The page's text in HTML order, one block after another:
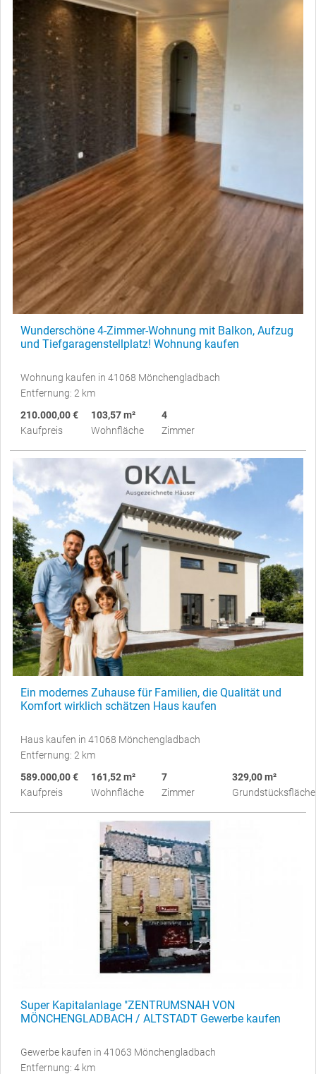
Wunderschöne 4-Zimmer-Wohnung mit Balkon, Aufzug
und Tiefgaragenstellplatz! Wohnung kaufen
Wohnung kaufen in 41068 Mönchengladbach
Entfernung: 2 km
210.000,00 €
Kaufpreis
103,57 m²
Wohnfläche
4
Zimmer
Ein modernes Zuhause für Familien, die Qualität und
Komfort wirklich schätzen Haus kaufen
Haus kaufen in 41068 Mönchengladbach
Entfernung: 2 km
589.000,00 €
Kaufpreis
161,52 m²
Wohnfläche
7
Zimmer
329,00 m²
Grundstücksfläche
Super Kapitalanlage "ZENTRUMSNAH VON
MÖNCHENGLADBACH / ALTSTADT Gewerbe kaufen
Gewerbe kaufen in 41063 Mönchengladbach
Entfernung: 4 km